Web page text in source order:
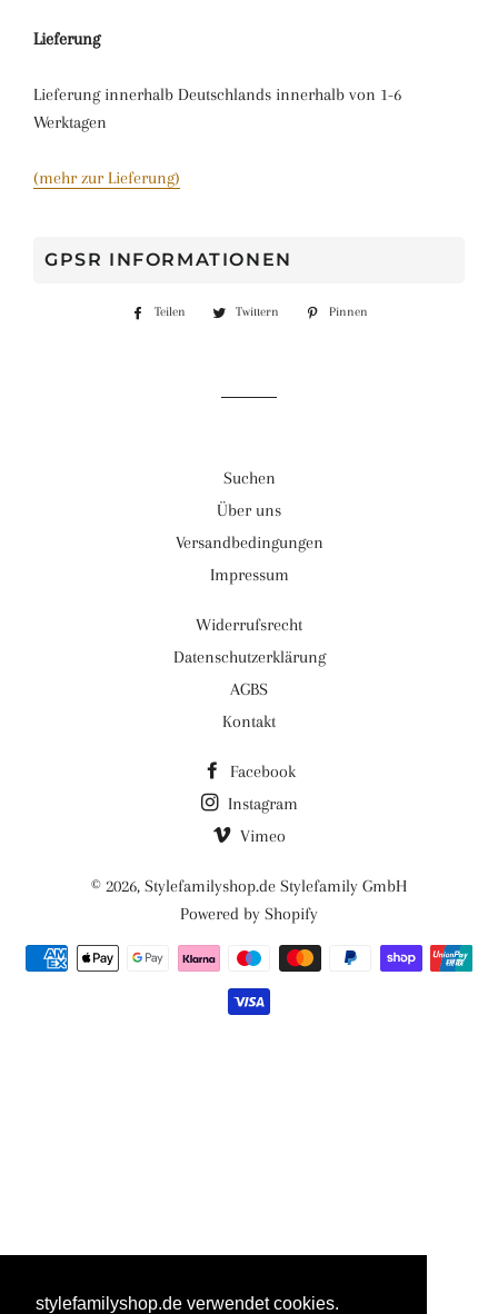
stylefamilyshop.de verwendet cookies.
Lieferung
Lieferung innerhalb Deutschlands innerhalb von 1-6
Werktagen
(mehr zur Lieferung)
GPSR INFORMATIONEN
Teilen
Auf
Twittern
Auf
Pinnen
Suchen
Über uns
Versandbedingungen
Impressum
Widerrufsrecht
Datenschutzerklärung
AGBS
Kontakt
Facebook
Instagram
Vimeo
© 2026, Stylefamilyshop.de Stylefamily GmbH
Powered by Shopify
Zahlungsmethoden